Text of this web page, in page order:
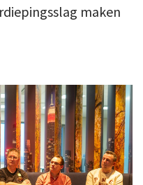
maken